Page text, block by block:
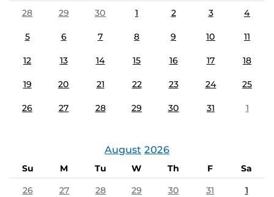
28
29 30 1 2 3 4
5 6 7 8 9 10 11
12 13 14 15 16 17 18
19 20 21 22 23 24 25
26 27 28 29 30 31 1
August 2026
Su M Tu W Th F
Sa
26
27 28 29 30 31 1